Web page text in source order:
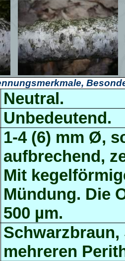
Neutral.
Unbedeutend.
1-4 (6) mm Ø,
aufbrechend,
Mit
Mündung. Die
500 µm.
Schwarzbraun,
mehreren